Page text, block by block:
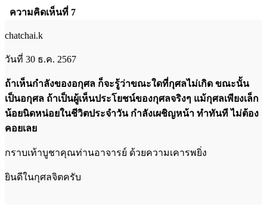
ความคิดเห็นที่ 7
chatchai.k
วันที่ 30 ธ.ค. 2567
ถ้าเห็นกำลังของอกุศล ก็จะรู้ว่าขณะใดที่กุศลไม่เกิด ขณะนั้น
เป็นอกุศล ถ้าเป็นผู้เห็นประโยชน์ของกุศลจริงๆ แม้กุศลเพียงเล็ก
น้อยนิดหน่อยในชีวิตประจำวัน กำลังเผชิญหน้า ทำทันที ไม่ต้อง
คอยเลย
กราบเท้าบูชาคุณท่านอาจารย์ ด้วยความเคารพยิ่ง
ยินดีในกุศลจิตครับ